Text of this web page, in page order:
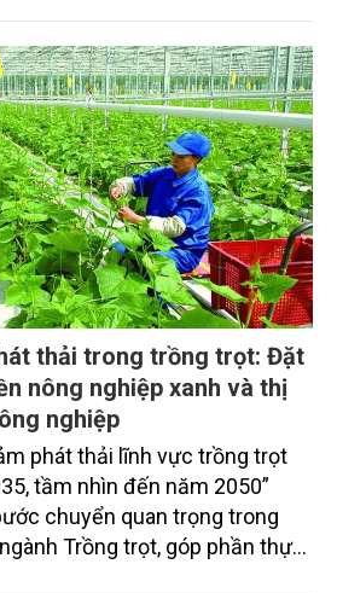
thải trong trồng trọt: Đặt
nông nghiệp xanh và thị
nghiệp
phát thải lĩnh vực trồng trọt
tầm nhìn đến năm 2050”
chuyển quan trọng trong
Trồng trọt, góp phần thực